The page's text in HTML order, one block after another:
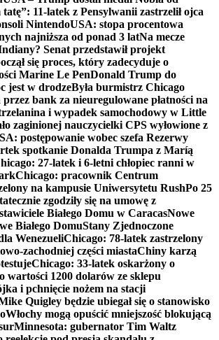
tatę”: 11-latek z Pensylwanii zastrzelił ojca
NintendoUSA: stopa procentowa
najniższa od ponad 3 latNa mecze
Senat przedstawił projekt
się proces, który zadecyduje o
Marine Le PenDonald Trump do
jest w drodzeByła burmistrz Chicago
bank za nieuregulowane płatności na
i wypadek samochodowy w Little
zaginionej nauczycielki CPS wyłowione z
postępowanie wobec szefa Rezerwy
spotkanie Donalda Trumpa z Maríą
27-latek i 6-letni chłopiec ranni w
Chicago: pracownik Centrum
na kampusie Uniwersytetu RushPo 25
zgodziły się na umowę z
Białego Domu w CaracasNowe
Białego DomuStany Zjednoczone
WenezueliChicago: 78-latek zastrzelony
zachodniej części miastaChiny karzą
Chicago: 33-latek oskarżony o
wartości 1200 dolarów ze sklepu
i pchnięcie nożem na stacji
Quigley będzie ubiegał się o stanowisko
Włochy mogą opuścić mniejszość blokującą
Minnesota: gubernator Tim Waltz